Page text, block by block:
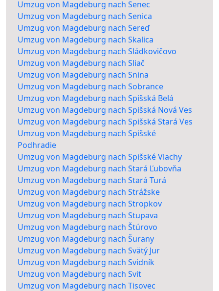
Umzug von Magdeburg nach Senec
Umzug von Magdeburg nach Senica
Umzug von Magdeburg nach Sereď
Umzug von Magdeburg nach Skalica
Umzug von Magdeburg nach Sládkovičovo
Umzug von Magdeburg nach Sliač
Umzug von Magdeburg nach Snina
Umzug von Magdeburg nach Sobrance
Umzug von Magdeburg nach Spišská Belá
Umzug von Magdeburg nach Spišská Nová Ves
Umzug von Magdeburg nach Spišská Stará Ves
Umzug von Magdeburg nach Spišské
Podhradie
Umzug von Magdeburg nach Spišské Vlachy
Umzug von Magdeburg nach Stará Ľubovňa
Umzug von Magdeburg nach Stará Turá
Umzug von Magdeburg nach Strážske
Umzug von Magdeburg nach Stropkov
Umzug von Magdeburg nach Stupava
Umzug von Magdeburg nach Štúrovo
Umzug von Magdeburg nach Šurany
Umzug von Magdeburg nach Svätý Jur
Umzug von Magdeburg nach Svidník
Umzug von Magdeburg nach Svit
Umzug von Magdeburg nach Tisovec